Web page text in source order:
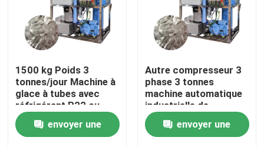
Machine de bloc de glace d'eau salée
Machine à glace d'eau douce de flocon
Machine à glace en flocons d'eau de mer
1500 kg Poids 3
tonnes/jour Machine à
glace à tubes avec
réfrigérant R22 ou
R404a
envoyer une
Autre compresseur 3
phase 3 tonnes
machine automatique
industrielle de
fabrication de tubes
de glace à prix
abordable
envoyer une